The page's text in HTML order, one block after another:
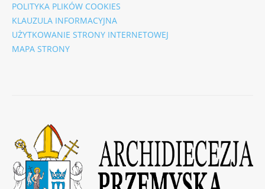
POLITYKA PLIKÓW COOKIES
KLAUZULA INFORMACYJNA
UŻYTKOWANIE STRONY INTERNETOWEJ
MAPA STRONY